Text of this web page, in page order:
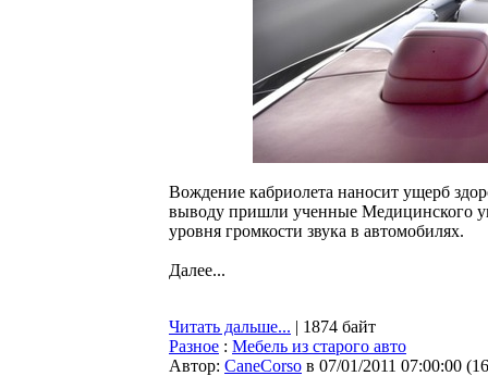
Вождение кабриолета наносит ущерб
выводу пришли ученные Медицинского
уровня громкости звука в автомобилях.
Далее...
Читать дальше... | 1874 байт
Разное : Мебель из старого авто
Автор: CaneCorso в 07/01/2011 07:00:00 (